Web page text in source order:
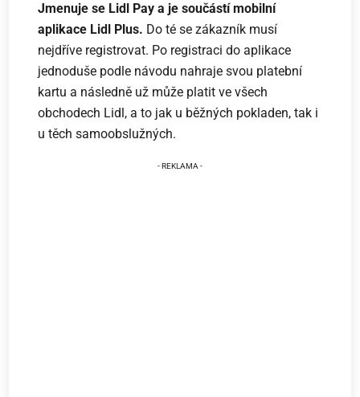
Jmenuje se Lidl Pay a je součástí mobilní
aplikace Lidl Plus. Do té se zákazník musí
nejdříve registrovat. Po registraci do aplikace
jednoduše podle návodu nahraje svou platební
kartu a následně už může platit ve všech
obchodech Lidl, a to jak u běžných pokladen, tak i
u těch samoobslužných.